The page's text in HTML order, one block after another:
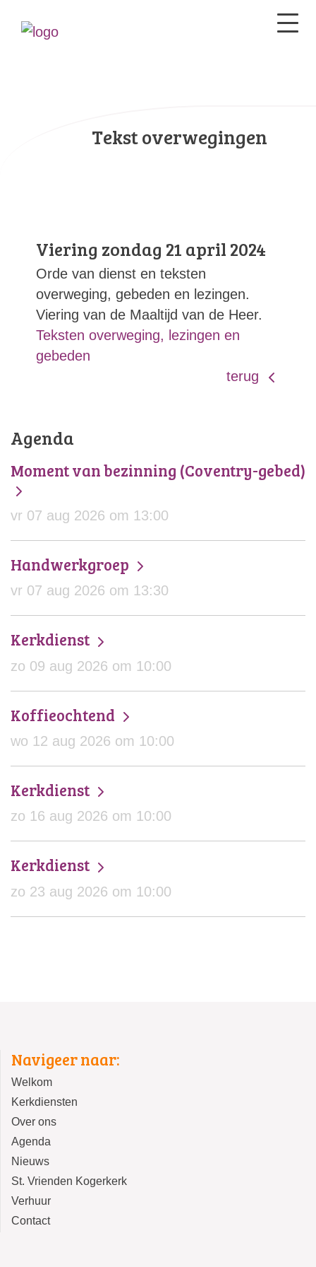
Tekst overwegingen
Viering zondag 21 april 2024
Orde van dienst en teksten
overweging, gebeden en lezingen.
Viering van de Maaltijd van de Heer.
Teksten overweging, lezingen en
gebeden
terug
Agenda
Moment van bezinning (Coventry-gebed)
vr 07 aug 2026 om 13:00
Handwerkgroep
vr 07 aug 2026 om 13:30
Kerkdienst
zo 09 aug 2026 om 10:00
Koffieochtend
wo 12 aug 2026 om 10:00
Kerkdienst
zo 16 aug 2026 om 10:00
Kerkdienst
zo 23 aug 2026 om 10:00
Navigeer naar:
Welkom
Kerkdiensten
Over ons
Agenda
Nieuws
St. Vrienden Kogerkerk
Verhuur
Contact